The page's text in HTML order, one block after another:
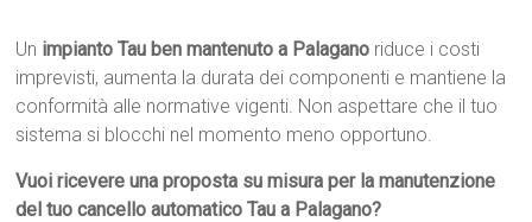
Un impianto Tau ben mantenuto a Palagano riduce i costi
imprevisti, aumenta la durata dei componenti e mantiene la
conformità alle normative vigenti. Non aspettare che il tuo
sistema si blocchi nel momento meno opportuno.
Vuoi ricevere una proposta su misura per la manutenzione
del tuo cancello automatico Tau a Palagano?